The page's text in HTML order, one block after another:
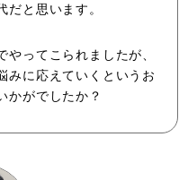
だと思います。
やってこられましたが、
みに応えていくというお
かがでしたか？